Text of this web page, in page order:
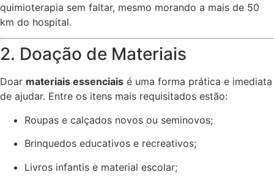
quimioterapia sem faltar, mesmo morando a mais de 50
km do hospital.
2. Doação de Materiais
Doar materiais essenciais é uma forma prática e imediata
de ajudar. Entre os itens mais requisitados estão:
Roupas e calçados novos ou seminovos;
Brinquedos educativos e recreativos;
Livros infantis e material escolar;